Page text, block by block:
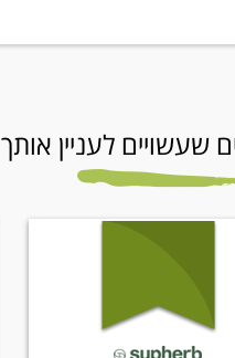
שעשויים לעניין אותך